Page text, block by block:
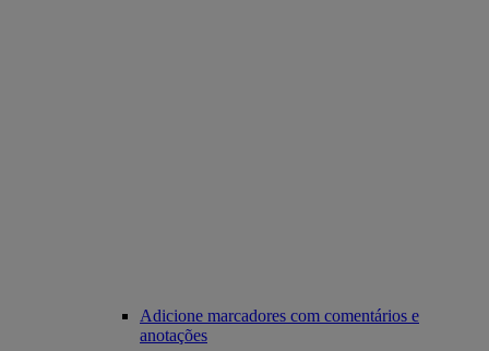
Adicione marcadores com comentários e
anotações